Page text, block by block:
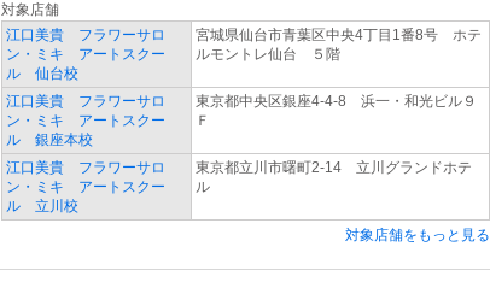
対象店舗
江口美貴 フラワーサロ
ン・ミキ アートスクー
ル 仙台校
宮城県仙台市青葉区中央4丁目1番8号 ホテ
ルモントレ仙台 ５階
江口美貴 フラワーサロ
ン・ミキ アートスクー
ル 銀座本校
東京都中央区銀座4‐4‐8 浜一・和光ビル９
Ｆ
江口美貴 フラワーサロ
ン・ミキ アートスクー
ル 立川校
東京都立川市曙町2‐14 立川グランドホテ
ル
対象店舗をもっと見る